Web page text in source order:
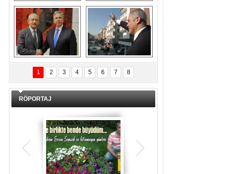
Asla Yalnız
Yürümeyeceksin
Uzun Adam
GÖKÇEK'TEN
HOLLYWOOD
FİLMLERİNİ
ARATMAYAN
TANITIM
DAL İÇERİ ZÜBÜK!
ERCAN ŞİMŞEK
GÖLBAŞI'NDA
KASIRGA ETKİSİ
YARATTI !
1 2 3 4 5 6 7 8
RÖPORTAJ
Teşrik tekbiri nedir? Ne anlama gelir?